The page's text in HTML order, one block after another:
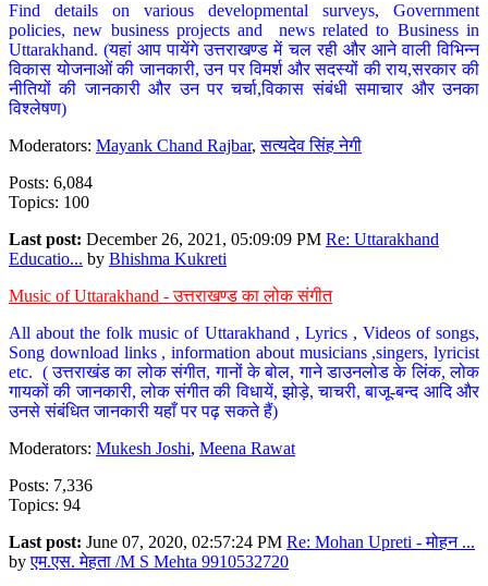
Find details on various developmental surveys, Government
policies, new business projects and news related to Business in
Uttarakhand. (यहां आप पायेंगे उत्तराखण्ड में चल रही और आने वाली विभिन्न
विकास योजनाओं की जानकारी, उन पर विमर्श और सदस्यों की राय,सरकार की
नीतियों की जानकारी और उन पर चर्चा,विकास संबंधी समाचार और उनका
विश्लेषण)
Moderators: Mayank Chand Rajbar,सत्यदेव सिंह नेगी
Posts: 6,084
Topics: 100
Last post: December 26, 2021, 05:09:09 PM Re: Uttarakhand
Educatio... by Bhishma Kukreti
Music of Uttarakhand - उत्तराखण्ड का लोक संगीत
All about the folk music of Uttarakhand , Lyrics , Videos of songs,
Song download links , information about musicians ,singers, lyricist
etc. ( उत्तराखंड का लोक संगीत, गानों के बोल, गाने डाउनलोड के लिंक, लोक
गायकों की जानकारी, लोक संगीत की विधायें, झोड़े, चाचरी, बाजू-बन्द आदि और
उनसे संबंधित जानकारी यहाँ पर पढ़ सकते हैं)
Moderators: Mukesh Joshi, Meena Rawat
Posts: 7,336
Topics: 94
Last post: June 07, 2020, 02:57:24 PM Re: Mohan Upreti - मोहन ...
byएम.एस. मेहता /M S Mehta 9910532720